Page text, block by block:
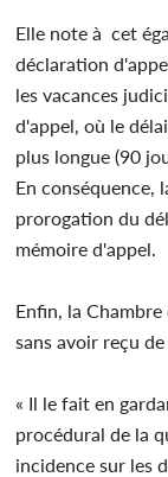
Elle note à cet
déclaration
les vacances
d'appel, où le
plus longue (90
En conséquence,
prorogation du
mémoire d'appel.
Enfin, la
sans avoir reçu
« Il le fait en
procédural de la
incidence sur les